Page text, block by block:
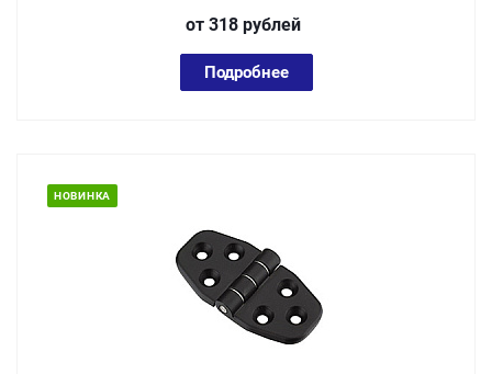
от 318 рублей
Подробнее
НОВИНКА